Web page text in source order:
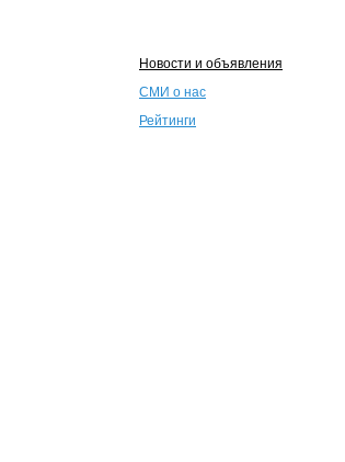
Новости и объявления
СМИ о нас
Рейтинги